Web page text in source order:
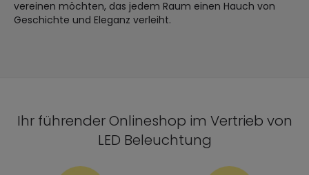
vereinen möchten, das jedem Raum einen Hauch von
Geschichte und Eleganz verleiht.
Ihr führender Onlineshop im Vertrieb von
LED Beleuchtung